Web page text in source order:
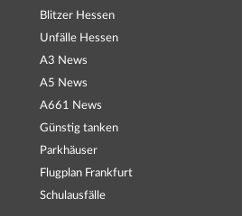
Blitzer Hessen
Unfälle Hessen
A3 News
A5 News
A661 News
Günstig tanken
Parkhäuser
Flugplan Frankfurt
Schulausfälle